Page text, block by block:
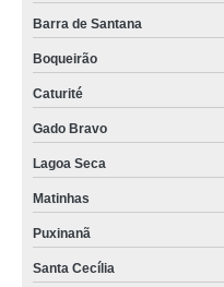
Barra de Santana
Boqueirão
Caturité
Gado Bravo
Lagoa Seca
Matinhas
Puxinanã
Santa Cecília